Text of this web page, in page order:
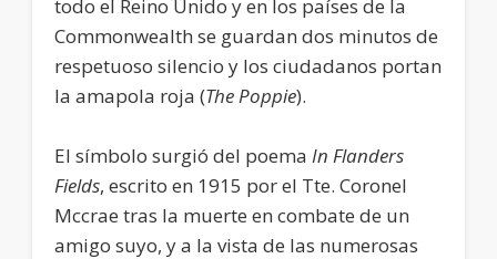
todo el Reino Unido y en los países de la
Commonwealth se guardan dos minutos de
respetuoso silencio y los ciudadanos portan
la amapola roja (The Poppie).
El símbolo surgió del poema In Flanders
Fields, escrito en 1915 por el Tte. Coronel
Mccrae tras la muerte en combate de un
amigo suyo, y a la vista de las numerosas